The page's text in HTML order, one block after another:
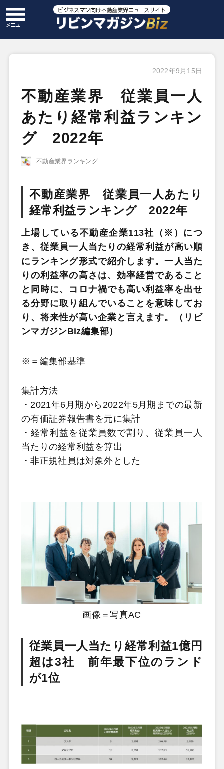
2022年9月15日
不動産業界 従業員一人
あたり経常利益ランキン
グ 2022年
不動産業界ランキング
不動産業界 従業員一人あたり
経常利益ランキング 2022年
上場している不動産企業113社（※）につ
き、従業員一人当たりの経常利益が高い順
にランキング形式で紹介します。一人当た
りの利益率の高さは、効率経営であること
と同時に、コロナ禍でも高い利益率を出せ
る分野に取り組んでいることを意味してお
り、将来性が高い企業と言えます。（リビ
ンマガジンBiz編集部）
※＝編集部基準
集計方法
・2021年6月期から2022年5月期までの最新
の有価証券報告書を元に集計
・経常利益を従業員数で割り、従業員一人
当たりの経常利益を算出
・非正規社員は対象外とした
画像＝写真AC
従業員一人当たり経常利益1億円
超は3社 前年最下位のランド
が1位